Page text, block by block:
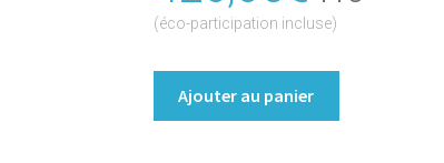
(éco-participation incluse)
Ajouter au panier